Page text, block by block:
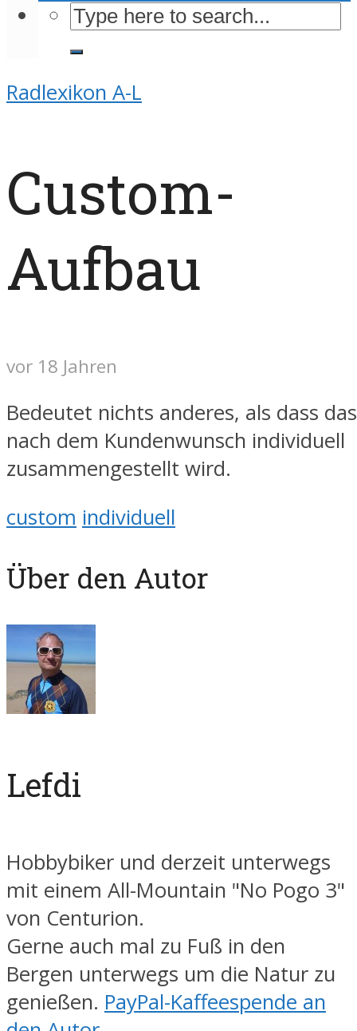
Radlexikon A-L
Custom-
Aufbau
vor 18 Jahren
Bedeutet nichts anderes, als dass
nach dem Kundenwunsch individuell
zusammengestellt wird.
custom individuell
Über den Autor
Lefdi
Hobbybiker und derzeit unterwegs
mit einem All-Mountain "No Pogo 3"
von Centurion.
Gerne auch mal zu Fuß in den
Bergen unterwegs um die Natur zu
genießen. PayPal-Kaffeespende an